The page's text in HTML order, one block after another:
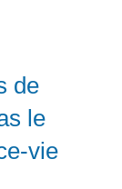
de
le
vie